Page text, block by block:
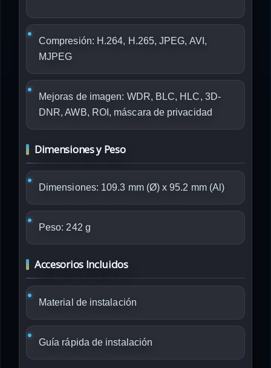
Compresión: H.264, H.265, JPEG, AVI,
MJPEG
Mejoras de imagen: WDR, BLC, HLC, 3D-
DNR, AWB, ROI, máscara de privacidad
Dimensiones y Peso
Dimensiones: 109.3 mm (Ø) x 95.2 mm (Al)
Peso: 242 g
Accesorios Incluidos
Material de instalación
Guía rápida de instalación